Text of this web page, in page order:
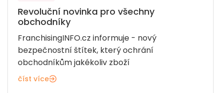
Revoluční novinka pro všechny
obchodníky
FranchisingINFO.cz informuje - nový
bezpečnostní štítek, který ochrání
obchodníkům jakékoliv zboží
číst více